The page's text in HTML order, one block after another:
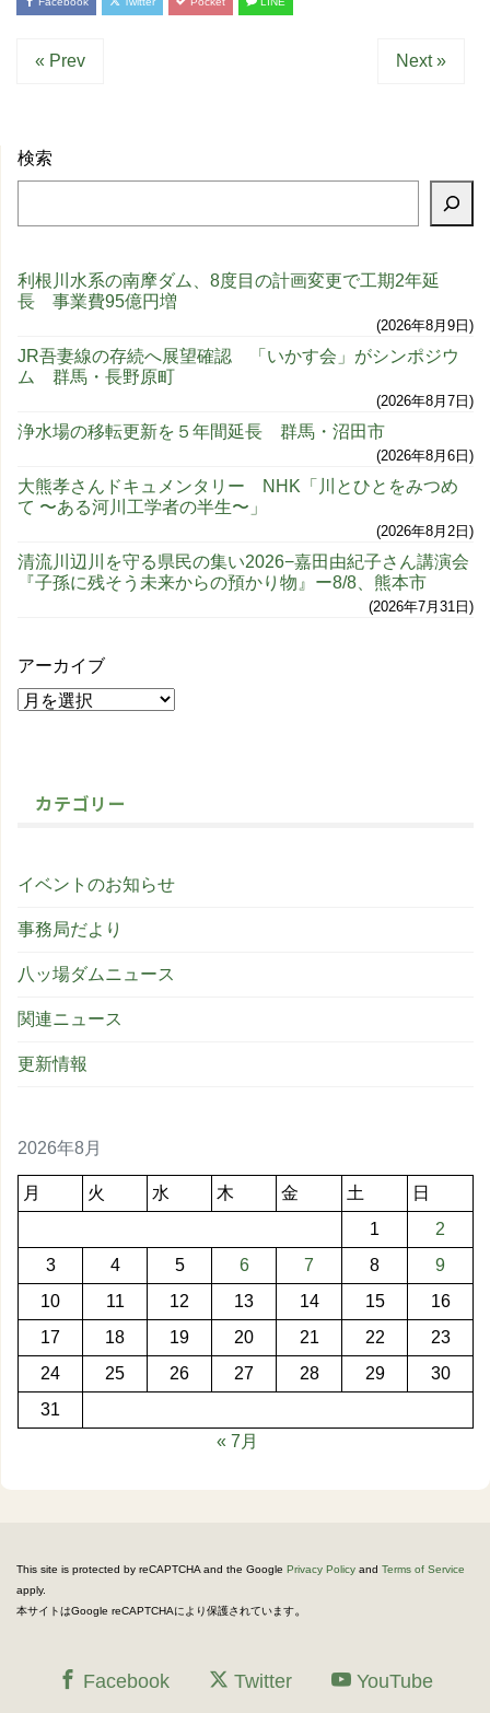
« Prev Next »
検索
利根川水系の南摩ダム、8度目の計画変更で工期2年延
長 事業費95億円増
2026年8月9日
JR吾妻線の存続へ展望確認 「いかす会」がシンポジウ
ム 群馬・長野原町
2026年8月7日
浄水場の移転更新を５年間延長 群馬・沼田市
2026年8月6日
大熊孝さんドキュメンタリー NHK「川とひとをみつめ
て 〜ある河川工学者の半生〜」
2026年8月2日
清流川辺川を守る県民の集い2026−嘉田由紀子さん講演会
『子孫に残そう未来からの預かり物』ー8/8、熊本市
2026年7月31日
アーカイブ
カテゴリー
イベントのお知らせ
事務局だより
八ッ場ダムニュース
関連ニュース
更新情報
2026年8月
月 火 水 木 金 土
日
1
2
3
4 5 6 7 8
9
10
11 12 13 14 15
16
17
18 19 20 21 22
23
24
25 26 27 28 29
30
31
« 7月
This site is protected by reCAPTCHA and the Google Privacy Policy and Terms of Service
apply.
本サイトはGoogle reCAPTCHAにより保護されています。
Facebook Twitter YouTube